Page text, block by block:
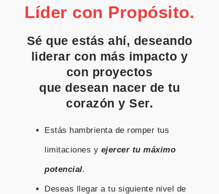
Líder con Propósito.
Sé que estás ahí, deseando
liderar con más impacto y
con proyectos
que desean nacer de tu
corazón y Ser.
Estás hambrienta de romper tus
limitaciones y ejercer tu máximo
potencial.
Deseas llegar a tu siguiente nivel de